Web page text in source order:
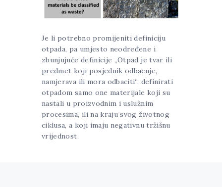
Je li potrebno promijeniti definiciju
otpada, pa umjesto neodređene i
zbunjujuće definicije „Otpad je tvar ili
predmet koji posjednik odbacuje,
namjerava ili mora odbaciti“, definirati
otpadom samo one materijale koji su
nastali u proizvodnim i uslužnim
procesima, ili na kraju svog životnog
ciklusa, a koji imaju negativnu tržišnu
vrijednost.